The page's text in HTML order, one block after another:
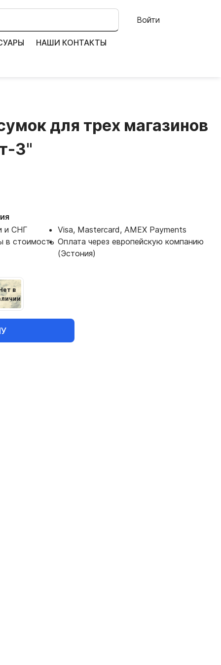
Войти
НАШИ КОНТАКТЫ
для трех магазинов
3"
и СНГ
Visa, Mastercard, AMEX Payments
в стоимость Оплата через европейскую компанию
(Эстония)
в